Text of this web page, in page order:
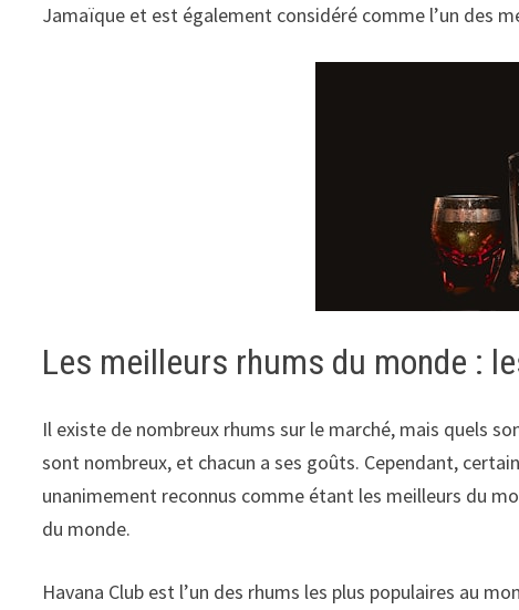
Jamaïque et est également considéré comme l’un des
Les meilleurs rhums du monde :
Il existe de nombreux rhums sur le marché, mais quels
sont nombreux, et chacun a ses goûts. Cependant,
unanimement reconnus comme étant les meilleurs du
du monde.
Havana Club est l’un des rhums les plus populaires au